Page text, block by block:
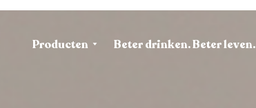
Producten Beter drinken. Beter leven.